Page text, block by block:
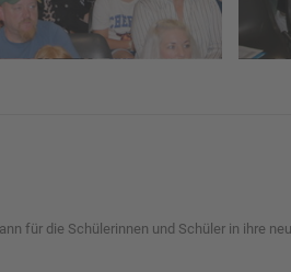
für die Schülerinnen und Schüler in ihre